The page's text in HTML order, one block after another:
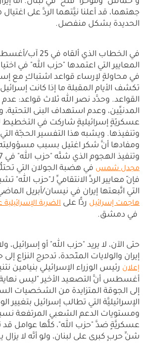
جهتهما، قد أعلنا نيَّتهما الردَّ على
الحديدة بشكل منفصل.
في الخطاب الذي
المعايير التي اعتمدها "حزب الله" في
في محاولةٍ لإرساء قواعد اشتباكٍ مع
تكشف الأيام المقبلة ما إذا كانت
القواعد. وحدَّد نصر الله ثلاث قواعد:
المدنيِّين، وعدم استهداف البنى
عسكريّةٍ إسرائيليةٍ شاركت في التخطيط
وتنفيذها. ويشبه هذا التفسير الحجّة
ومفادها أنَّ شكر اغتيل بسبب
وتنفيذ الهجوم الذي شنَّه "حزب الله" في 27 تموز/يوليو على
مجدل شمس في هضبة الجولان التي
فإنّ معايير الردِّ الانتقاميِّ لـ"حزب الله"
التي اتَّبعتها إيران في نيسان/أبريل
هاجمت إسرائيل ردًّا على الضربة الإسرائيلية
في دمشق.
حتى الآن، لا يريد "حزب الله" أو إسرائيل،
إيران والولايات المتّحدة، تدحرج النزاع
إعلان
أغسطس أنَّ التصعيد الأخير "ليس نهاية
إلى الجوقة المتزايدة من الشخصيات
الإسرائيليَّة التي تطالب إسرائيل
ومستويات الدعم الشعبي المرتفعة
عسكريَّةٍ ضدَّ "حزب الله"، كلُّها عوامل قد
شنِّ حربٍ كبرى على لبنان، ولو أنَّه لا يزال